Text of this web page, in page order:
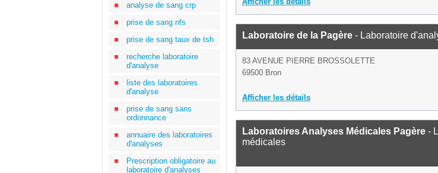
analyse de sang crp
prise de sang nfs
prise de sang taux de tsh
recherche laboratoire
d'analyse
liste des laboratoires
d'analyse
prise de sang sans
ordonnance
annuaire des laboratoires
d'analyses
Prescription obligatoire au
laboratoire d'analyses
Laboratoire de la Pagère - Laboratoire
83 AVENUE PIERRE BROSSOLETTE
69500 Bron
Afficher les détails
Laboratoires Analyses Médicales Pagère -
médicales